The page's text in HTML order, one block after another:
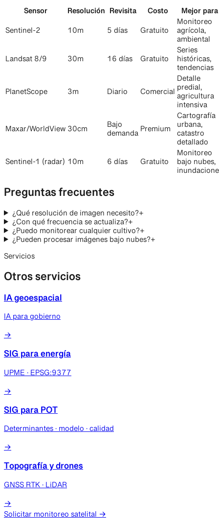
Sensor Resolución Revisita Costo Mejor para
Sentinel-2 10m 5 días Gratuito
Monitoreo
agrícola,
ambiental
Landsat 8/9 30m 16 días Gratuito
Series
históricas,
tendencias
PlanetScope 3m Diario Comercial
Detalle
predial,
agricultura
intensiva
Maxar/WorldView 30cm
Bajo
demanda Premium
Cartografía
urbana,
catastro
detallado
Sentinel-1 (radar) 10m 6 días Gratuito
Monitoreo
bajo nubes,
Preguntas frecuentes
¿Qué resolución de imagen necesito?+
¿Con qué frecuencia se actualiza?+
¿Puedo monitorear cualquier cultivo?+
¿Pueden procesar imágenes bajo nubes?+
Servicios
Otros servicios
IA geoespacial
IA para gobierno
→
SIG para energía
UPME · EPSG:9377
→
SIG para POT
Determinantes · modelo · calidad
→
Topografía y drones
GNSS RTK · LiDAR
→
Solicitar monitoreo satelital →